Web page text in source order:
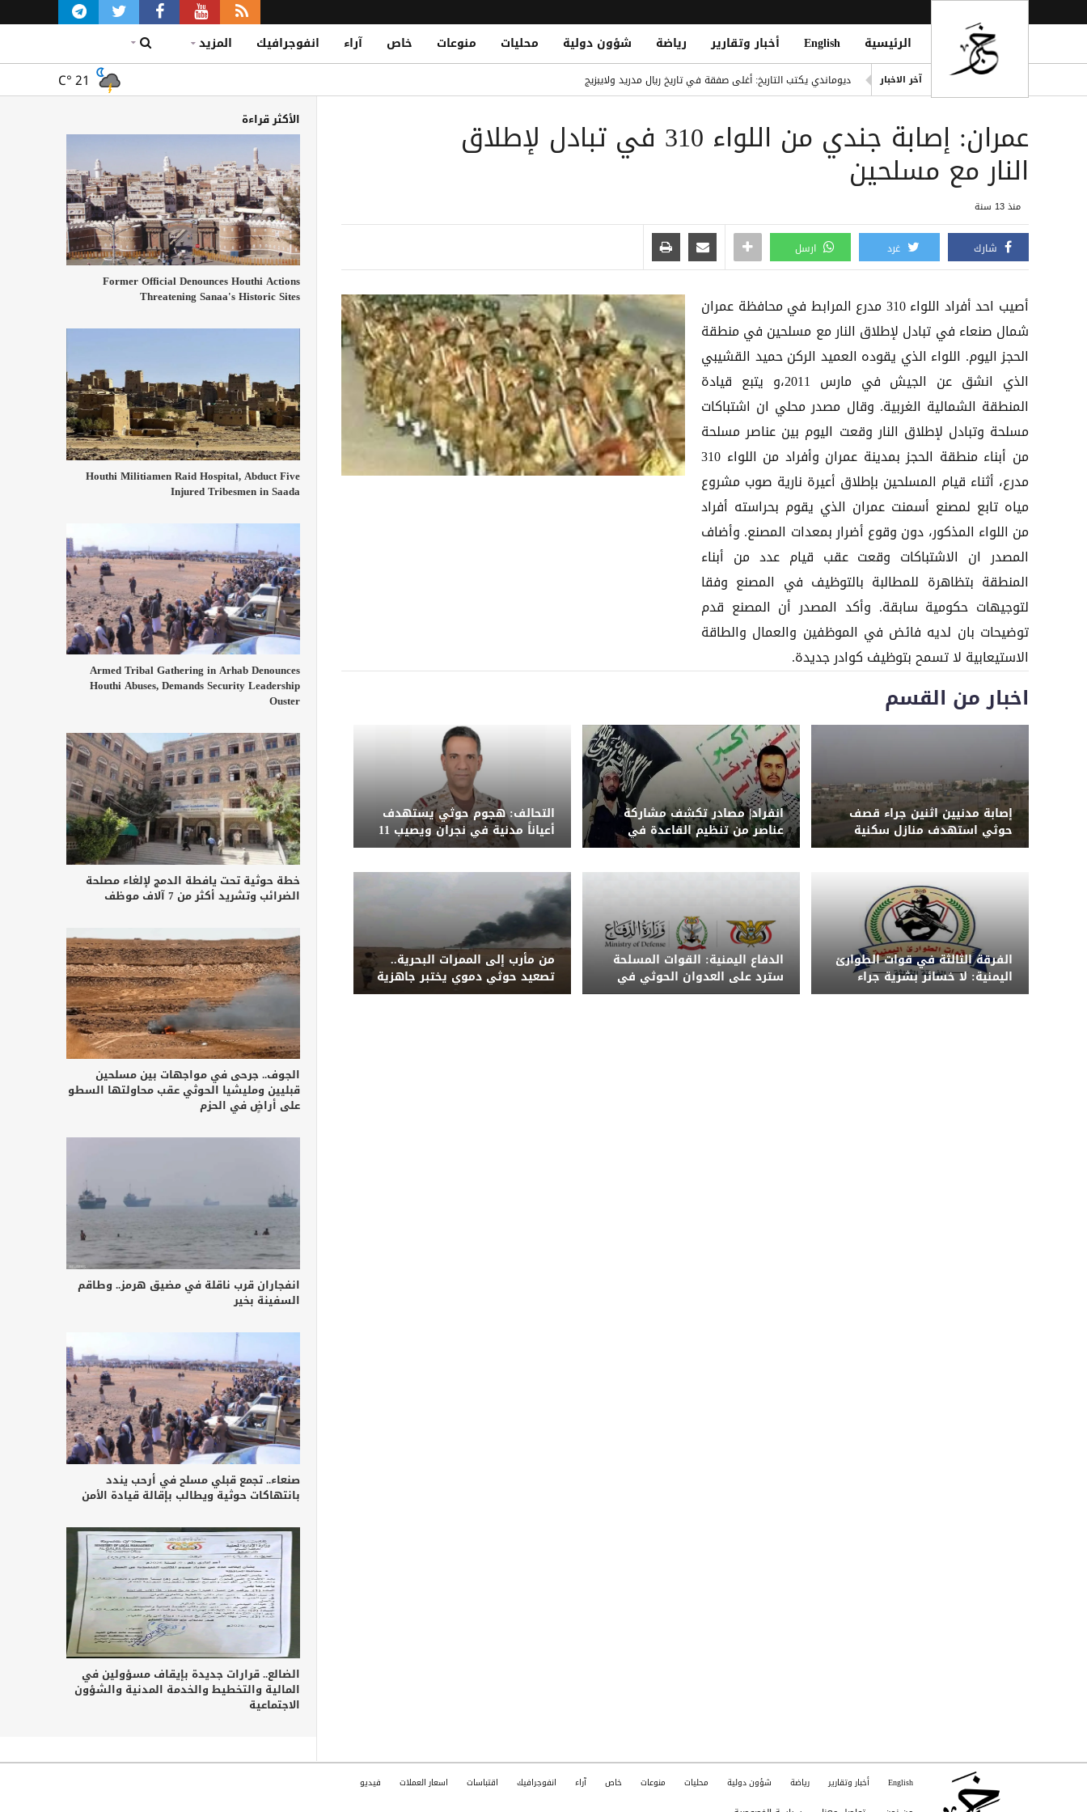
الرئيسية English أخبار وتقارير رياضة شؤون دولية محليات منوعات خاص آراء انفوجرافيك المزيد
آخر الاخبار
ديوماندي يكتب التاريخ: أغلى صفقة في تاريخ ريال مدريد ولايبزيج
انفراد| مصادر تكشف مشاركة عناصر من تنظيم القاعدة في الهجوم الحوثي على معسكر الرويك بمأرب
هيثم حسن يوقع لسيلتيك الاسكتلندي حتى 2030
C° 21
عمران: إصابة جندي من اللواء 310 في تبادل لإطلاق
النار مع مسلحين
منذ 13 سنة
شارك غرد ارسل
أصيب احد أفراد اللواء 310 مدرع المرابط في محافظة عمران
شمال صنعاء في تبادل لإطلاق النار مع مسلحين في منطقة
الحجز اليوم. اللواء الذي يقوده العميد الركن حميد القشيبي
الذي انشق عن الجيش في مارس 2011،و يتبع قيادة
المنطقة الشمالية الغربية. وقال مصدر محلي ان اشتباكات
مسلحة وتبادل لإطلاق النار وقعت اليوم بين عناصر مسلحة
من أبناء منطقة الحجز بمدينة عمران وأفراد من اللواء 310
مدرع، أثناء قيام المسلحين بإطلاق أعيرة نارية صوب مشروع
مياه تابع لمصنع أسمنت عمران الذي يقوم بحراسته أفراد
من اللواء المذكور، دون وقوع أضرار بمعدات المصنع. وأضاف
المصدر ان الاشتباكات وقعت عقب قيام عدد من أبناء
المنطقة بتظاهرة للمطالبة بالتوظيف في المصنع وفقا
لتوجيهات حكومية سابقة. وأكد المصدر أن المصنع قدم
توضيحات بان لديه فائض في الموظفين والعمال والطاقة
الاستيعابية لا تسمح بتوظيف كوادر جديدة.
اخبار من القسم
إصابة مدنيين اثنين جراء قصف
حوثي استهدف منازل سكنية
جنوب الحديدة
انفراد| مصادر تكشف مشاركة
عناصر من تنظيم القاعدة في
الهجوم الحوثي على معسكر
التحالف: هجوم حوثي يستهدف
أعياناً مدنية في نجران ويصيب 11
مدنياً بينهم امرأة وطفل
الفرقة الثالثة في قوات الطوارئ
اليمنية: لا خسائر بشرية جراء
الضربة ونحذر من تداول الشائعات
الدفاع اليمنية: القوات المسلحة
سترد على العدوان الحوثي في
الزمان والمكان المناسبين
من مأرب إلى الممرات البحرية..
تصعيد حوثي دموي يختبر جاهزية
الحكومة اليمنية
الأكثر قراءة
Former Official Denounces Houthi Actions
Threatening Sanaa's Historic Sites
Houthi Militiamen Raid Hospital, Abduct Five
Injured Tribesmen in Saada
Armed Tribal Gathering in Arhab Denounces
Houthi Abuses, Demands Security Leadership
Ouster
خطة حوثية تحت يافطة الدمج لإلغاء مصلحة
الضرائب وتشريد أكثر من 7 آلاف موظف
الجوف.. جرحى في مواجهات بين مسلحين
قبليين ومليشيا الحوثي عقب محاولتها السطو
على أراضٍ في الحزم
انفجاران قرب ناقلة في مضيق هرمز.. وطاقم
السفينة بخير
صنعاء.. تجمع قبلي مسلح في أرحب يندد
بانتهاكات حوثية ويطالب بإقالة قيادة الأمن
الضالع.. قرارات جديدة بإيقاف مسؤولين في
المالية والتخطيط والخدمة المدنية والشؤون
الاجتماعية
English أخبار وتقارير رياضة شؤون دولية محليات منوعات خاص آراء انفوجرافيك اقتباسات اسعار العملات فيديو